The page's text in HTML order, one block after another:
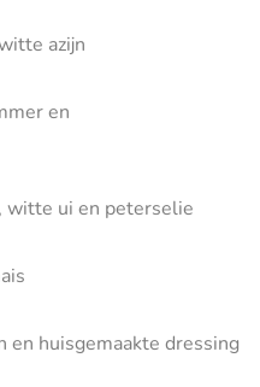
azijn
en
witte ui en peterselie
huisgemaakte dressing